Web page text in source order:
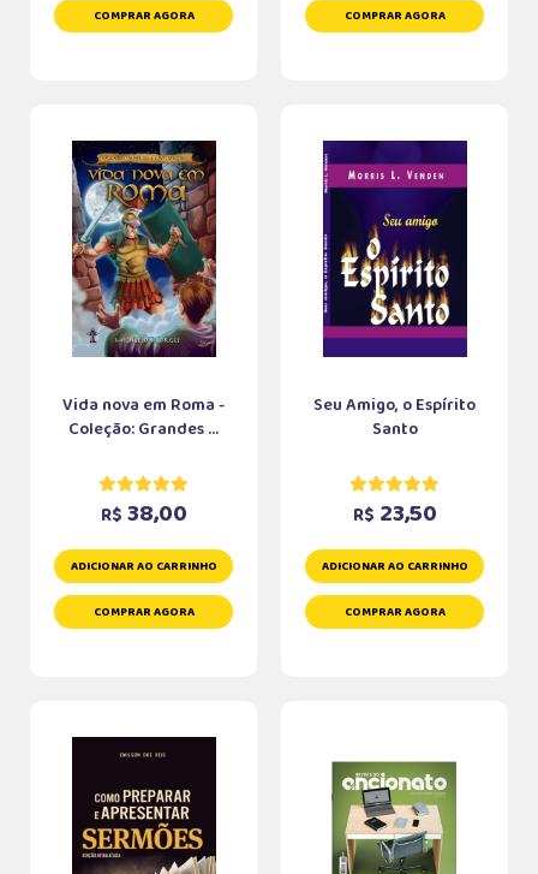
COMPRAR AGORA COMPRAR AGORA
Vida nova em Roma -
Coleção: Grandes ...
R$ 38,00
ADICIONAR AO CARRINHO
COMPRAR AGORA
Seu Amigo, o Espírito
Santo
R$ 23,50
ADICIONAR AO CARRINHO
COMPRAR AGORA